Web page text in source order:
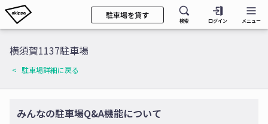
駐車場を貸す
検索 ログイン メニュー
横須賀1137駐車場
駐車場詳細に戻る
みんなの駐車場Q&A機能について